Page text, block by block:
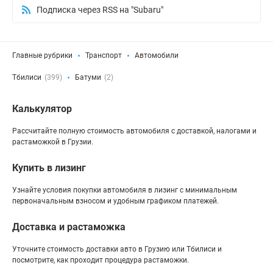
Подписка через RSS на "Subaru"
Главные рубрики Транспорт Автомобили
Тбилиси (399) Батуми (2)
Калькулятор
Рассчитайте полную стоимость автомобиля с доставкой, налогами и
растаможкой в Грузии.
Купить в лизинг
Узнайте условия покупки автомобиля в лизинг с минимальным
первоначальным взносом и удобным графиком платежей.
Доставка и растаможка
Уточните стоимость доставки авто в Грузию или Тбилиси и
посмотрите, как проходит процедура растаможки.